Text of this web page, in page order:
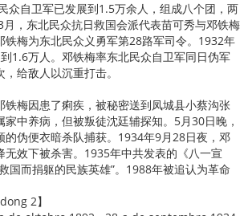
众自卫军已发展到1.5万余人，组成八个团，两
，东北民众抗日救国会派代表苗可秀与邓铁梅
铁梅为东北民众义勇军第28路军司令。1932年
1.6万人。邓铁梅率东北民众自卫军同日伪军
给敌人以沉重打击。
铁梅因患了痢疾，被秘密送到凤城县小蔡沟张
中养病，但被叛徒沈廷辅探知。5月30日晚，
的伪便衣暗杀队捕获。1934年9月28日夜，邓
无效下被杀害。1935年中共发表的《八一宣
国而捐躯的民族英雄”。1988年被追认为革命
2】